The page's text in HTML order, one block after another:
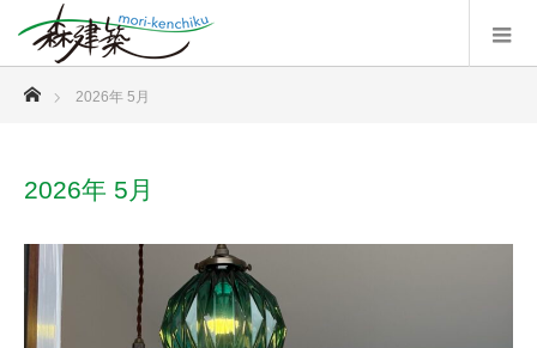
ホーム
2026年 5月
2026年 5月